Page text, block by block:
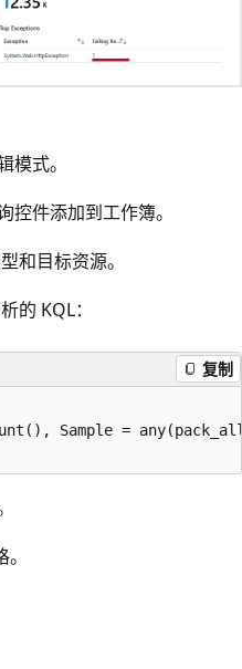
模式。
控件添加到工作簿。
和目标资源。
的 KQL：
复制
Sample =